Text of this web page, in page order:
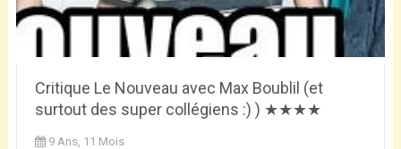
Critique Le Nouveau avec Max Boublil (et
surtout des super collégiens :) ) ★★★★
9 Ans, 11 Mois